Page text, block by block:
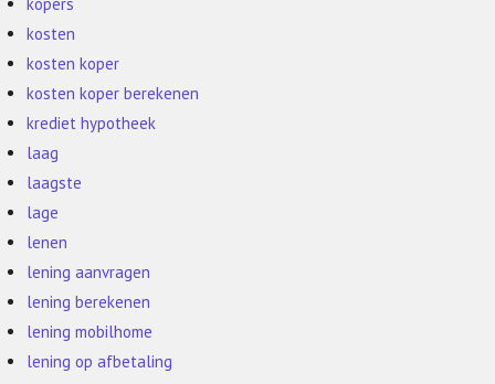
kosten
kosten koper
kosten koper berekenen
krediet hypotheek
laag
laagste
lage
lenen
lening aanvragen
lening berekenen
lening mobilhome
lening op afbetaling